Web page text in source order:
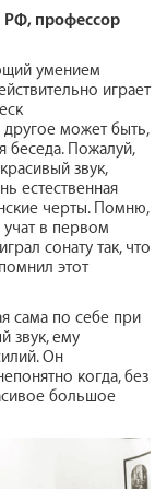
РФ, профессор
умением
играет
другое может быть,
беседа. Пожалуй,
звук,
естественная
черты. Помню,
учат в первом
сонату так, что
этот
сама по себе при
звук, ему
Он
когда, без
большое